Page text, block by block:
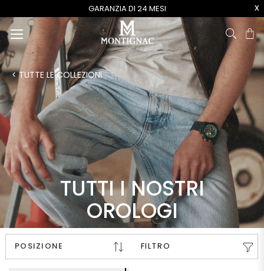
GARANZIA DI 24 MESI x
TUTTI I NOSTRI
OROLOGI
< TUTTE LE COLLEZIONI
FILTRO